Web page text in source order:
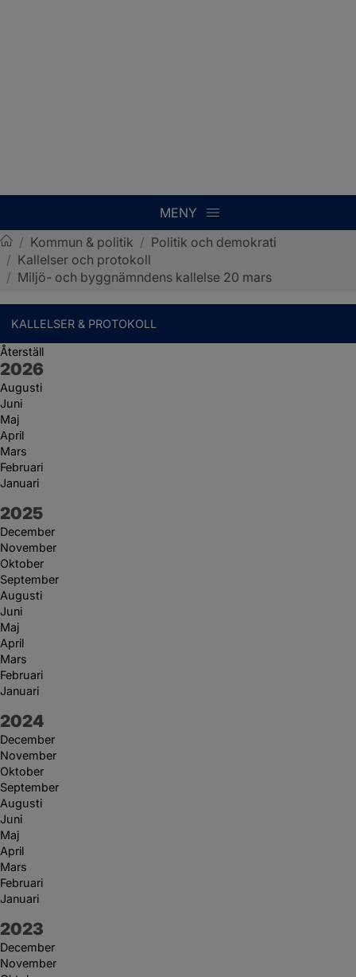
MENY
Sotenäs kommun
/ Kommun & politik / Politik och demokrati
/ Kallelser och protokoll
/ Miljö- och byggnämndens kallelse 20 mars
KALLELSER & PROTOKOLL
Återställ
År:
2026
Augusti
Juni
Maj
April
Mars
Februari
Januari
År:
2025
December
November
Oktober
September
Augusti
Juni
Maj
April
Mars
Februari
Januari
År:
2024
December
November
Oktober
September
Augusti
Juni
Maj
April
Mars
Februari
Januari
År:
2023
December
November